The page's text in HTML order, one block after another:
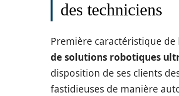
des techniciens
Première caractéristique de
de solutions robotiques
disposition de ses clients
fastidieuses de manière